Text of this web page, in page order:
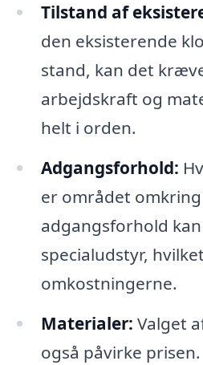
Tilstand af
den eksisterende
stand, kan det
arbejdskraft og
helt i orden.
Adgangsforhold:
er området
adgangsforhold
specialudstyr,
omkostningerne.
Materialer: Valget
også påvirke